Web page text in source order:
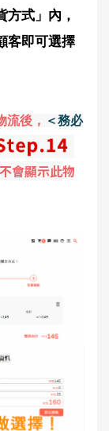
方式」內，
客即可選擇
流後， ＜務必
會顯示此物